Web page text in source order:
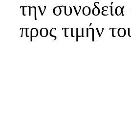
την
προς τιμήν